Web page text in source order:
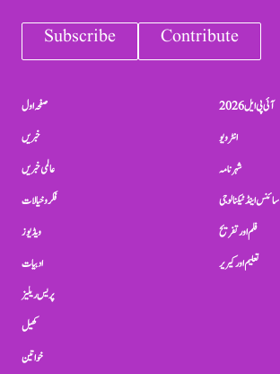
Subscribe Contribute
صفحہ اول
خبریں
عالمی خبریں
فکر و خیالات
ویڈیوز
ادبیات
پریس ریلیز
کھیل
خواتین
آئی پی ایل 2026
انٹرویو
شہرنامہ
سائنس اینڈ ٹیکنالوجی
فلم اور تفریح
تعلیم اور کیریر